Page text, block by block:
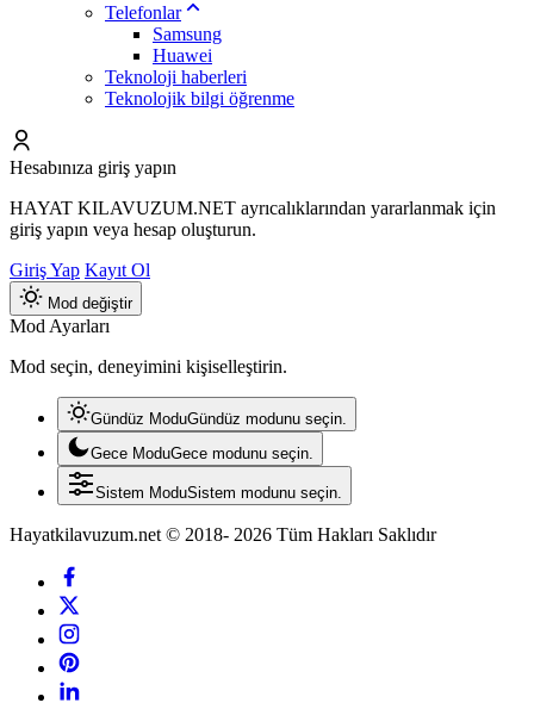
Telefonlar
Samsung
Huawei
Teknoloji haberleri
Teknolojik bilgi öğrenme
Hesabınıza giriş yapın
HAYAT KILAVUZUM.NET ayrıcalıklarından yararlanmak için
giriş yapın veya hesap oluşturun.
Giriş Yap Kayıt Ol
Mod değiştir
Mod Ayarları
Mod seçin, deneyimini kişiselleştirin.
Gündüz ModuGündüz modunu seçin.
Gece ModuGece modunu seçin.
Sistem ModuSistem modunu seçin.
Hayatkilavuzum.net © 2018- 2026 Tüm Hakları Saklıdır